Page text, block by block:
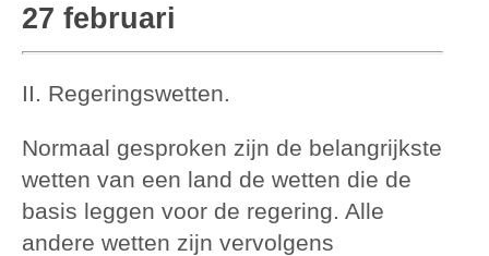
27 februari
II. Regeringswetten.
Normaal gesproken zijn de belangrijkste
wetten van een land de wetten die de
basis leggen voor de regering. Alle
andere wetten zijn vervolgens